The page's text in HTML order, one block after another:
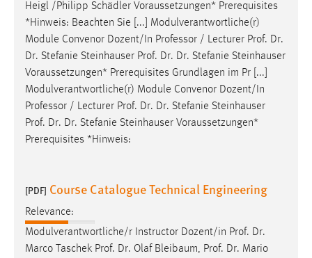
Heigl /Philipp Schädler Voraussetzungen* Prerequisites
*Hinweis: Beachten Sie [...] Modulverantwortliche(r)
Module Convenor Dozent/In Professor / Lecturer Prof. Dr.
Dr. Stefanie Steinhauser Prof. Dr. Dr. Stefanie Steinhauser
Voraussetzungen* Prerequisites Grundlagen im Pr [...]
Modulverantwortliche(r) Module Convenor Dozent/In
Professor / Lecturer Prof. Dr. Dr. Stefanie Steinhauser
Prof. Dr. Dr. Stefanie Steinhauser Voraussetzungen*
Prerequisites *Hinweis:
[PDF] Course Catalogue Technical Engineering
Relevance:
Modulverantwortliche/r Instructor Dozent/in Prof. Dr.
Marco Taschek Prof. Dr. Olaf Bleibaum, Prof. Dr. Mario